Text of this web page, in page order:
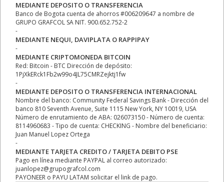
MEDIANTE DEPOSITO O TRANSFERENCIA
Banco de Bogota cuenta de ahorros #006209647 a nombre de
GRUPO GRAFCOL SA NIT. 900.652.752-2
-
MEDIANTE NEQUI, DAVIPLATA O RAPPIPAY
-
MEDIANTE CRIPTOMONEDA BITCOIN
Red: Bitcoin - BTC Dirección de depósito:
1PjXkERck1Fb2w99o4JL75CMRZejktj1fw
-
MEDIANTE DEPOSITO O TRANSFERENCIA INTERNACIONAL
Nombre del banco: Community Federal Savings Bank - Dirección del
banco 810 Seventh Avenue, Suite 1115 New York, NY 10019, USA
Número de enrutamiento de ABA: 026073150 - Número de cuenta:
8114960683 - Tipo de cuenta: CHECKING - Nombre del beneficiario:
Juan Manuel Lopez Ortega
-
MEDIANTE TARJETA CREDITO / TARJETA DEBITO PSE
Pago en línea mediante PAYPAL al correo autorizado:
juanlopez@grupografcol.com
PAYONEER o PAYU LATAM solicitar el link de pago.